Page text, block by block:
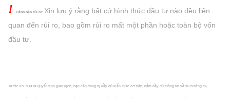
! Cảnh báo rủi ro: Xin lưu ý rằng bất cứ hình thức đầu tư nào đều liên
quan đến rủi ro, bao gồm rủi ro mất một phần hoặc toàn bộ vốn
đầu tư.
Trước khi đưa ra quyết định giao dịch, bạn cần trang bị đầy đủ kiến thức cơ bản, nắm đầy đủ thông tin về xu hướng thị